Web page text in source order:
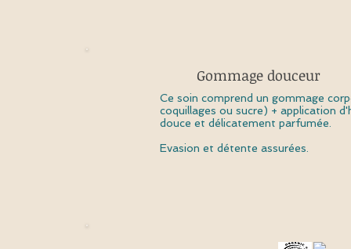
Gommage douceur
Ce soin comprend un gommage
coquillages ou sucre) + application
douce et délicatement parfumée.
Evasion et détente assurées.